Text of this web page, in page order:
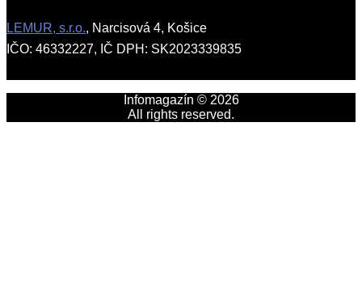
LEMUR, s.r.o., Narcisová 4, Košice
IČO: 46332227, IČ DPH: SK2023339835
Infomagazín © 2026
All rights reserved.